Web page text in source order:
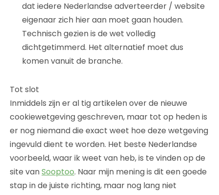
dat iedere Nederlandse adverteerder / website
eigenaar zich hier aan moet gaan houden.
Technisch gezien is de wet volledig
dichtgetimmerd. Het alternatief moet dus
komen vanuit de branche.
Tot slot
Inmiddels zijn er al tig artikelen over de nieuwe
cookiewetgeving geschreven, maar tot op heden is
er nog niemand die exact weet hoe deze wetgeving
ingevuld dient te worden. Het beste Nederlandse
voorbeeld, waar ik weet van heb, is te vinden op de
site vanSooptoo. Naar mijn mening is dit een goede
stap in de juiste richting, maar nog lang niet